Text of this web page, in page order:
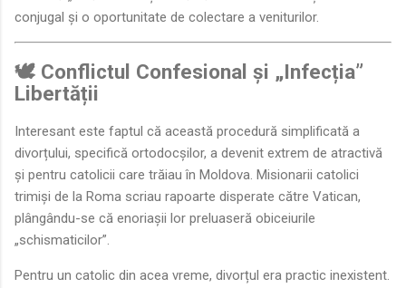
conjugal și o oportunitate de colectare a veniturilor.
🕊️ Conflictul Confesional și „Infecția”
Libertății
Interesant este faptul că această procedură simplificată a
divorțului, specifică ortodocșilor, a devenit extrem de atractivă
și pentru catolicii care trăiau în Moldova. Misionarii catolici
trimiși de la Roma scriau rapoarte disperate către Vatican,
plângându-se că enoriașii lor preluaseră obiceiurile
„schismaticilor”.
Pentru un catolic din acea vreme, divorțul era practic inexistent.